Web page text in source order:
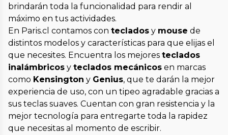
brindarán toda la funcionalidad para rendir al
máximo en tus actividades.
En Paris.cl contamos con teclados y mouse de
distintos modelos y características para que elijas el
que necesites. Encuentra los mejores teclados
inalámbricos y teclados mecánicos en marcas
como Kensington y Genius, que te darán la mejor
experiencia de uso, con un tipeo agradable gracias a
sus teclas suaves. Cuentan con gran resistencia y la
mejor tecnología para entregarte toda la rapidez
que necesitas al momento de escribir.